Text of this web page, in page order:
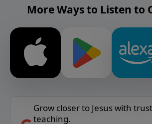
More Ways to Listen to
Grow closer to Jesus with
teaching.